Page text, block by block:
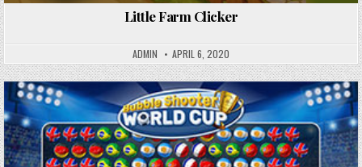
Little Farm Clicker
ADMIN APRIL 6, 2020
Posted
in